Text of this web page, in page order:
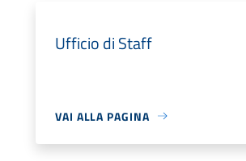
Ufficio di Staff
VAI ALLA PAGINA